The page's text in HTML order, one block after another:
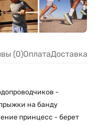
(0)ОплатаДоставка
-
на банду
принцесс - берет